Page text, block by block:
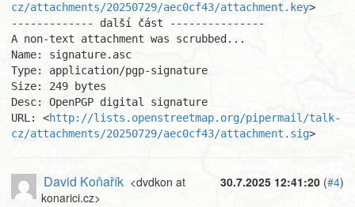
cz/attachments/20250729/aec0cf43/attachment.key>
------------- další část ---------------
A non-text attachment was scrubbed...
Name: signature.asc
Type: application/pgp-signature
Size: 249 bytes
Desc: OpenPGP digital signature
URL: <http://lists.openstreetmap.org/pipermail/talk-
cz/attachments/20250729/aec0cf43/attachment.sig>
30.7.2025 12:41:20 (#4)
David Koňařík <dvdkon at
konarici.cz>